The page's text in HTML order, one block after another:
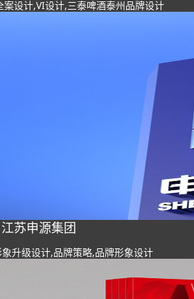
案设计,VI设计,三泰啤酒泰州品牌设计
江苏申源集团
升级设计,品牌策略,品牌形象设计